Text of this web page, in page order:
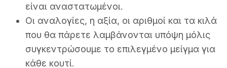
είναι αναστατωμένοι.
Οι αναλογίες, η αξία, οι αριθμοί και τα κιλά
που θα πάρετε λαμβάνονται υπόψη μόλις
συγκεντρώσουμε το επιλεγμένο μείγμα για
κάθε κουτί.